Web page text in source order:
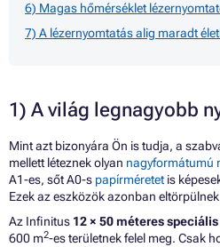
6) Magas hőmérséklet
7) A lézernyomtatás alig maradt
1) A világ legnagyobb
Mint azt bizonyára Ön is tudja, a
mellett léteznek olyan nagyformátumú
A1-es, sőt A0-s papírméretetis
Ezek az eszközök azonban
Az Infinitus 12 × 50 méteres speciális
600 m2-es területnek felel meg. Csak